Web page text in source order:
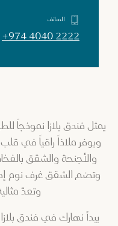
الهاتف
+974 4040 2222
يمثل فندق بلازا نموذجاً
ويوفر ملاذاً راقياً في
والأجنحة والشقق
وتضم الشقق غرف نوم
وتعدّ
يبدأ نهارك في فندق